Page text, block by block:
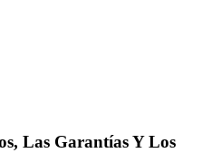
Las Garantías Y Los